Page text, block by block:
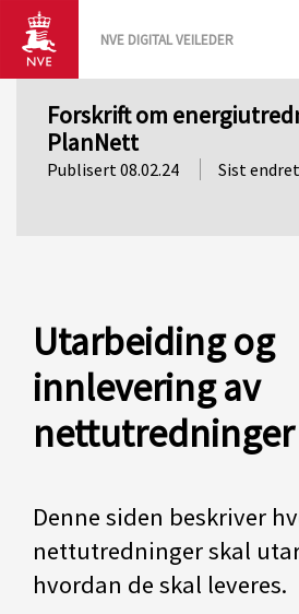
NVE DIGITAL VEILEDER
Forskrift om
PlanNett
Publisert 08.02.24
Utarbeiding og
innlevering av
Denne siden beskriver
nettutredninger skal
hvordan de skal leveres.